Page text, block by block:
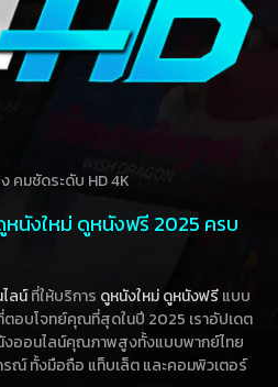
คมชัดระดับ HD 4K
นังใหม่ ดูหนังฟรี 2025 ครบ
ลน์ที่ให้บริการ ดูหนังใหม่ดูหนังฟรีแบบ
ตอบโจทย์คุณที่สุดในปี 2025 เราอัปเดต
งออนไลน์คุณภาพสูงทั้งแบบพากย์ไทย
ณ์ ทั้งมือถือ แท็บเล็ต และคอมพิวเตอร์